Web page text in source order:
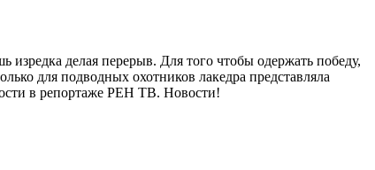
делая перерыв. Для того чтобы одержать победу,
для подводных охотников лакедра представляла
в репортаже РЕН ТВ. Новости!